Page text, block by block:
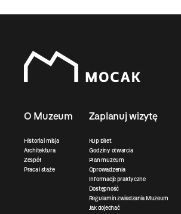
O Muzeum
Historia i misja
Architektura
Zespół
Praca i staże
Zaplanuj wizytę
Kup bilet
Godziny otwarcia
Plan muzeum
Oprowadzenia
Informacje praktyczne
Dostępność
Regulamin zwiedzania Muzeum
Jak dojechać